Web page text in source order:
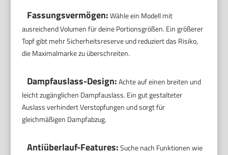
Fassungsvermögen:Wähle ein Modell mit
ausreichend Volumen für deine Portionsgrößen. Ein größerer
Topf gibt mehr Sicherheitsreserve und reduziert das Risiko,
die Maximalmarke zu überschreiten.
Dampfauslass-Design:Achte auf einen breiten und
leicht zugänglichen Dampfauslass. Ein gut gestalteter
Auslass verhindert Verstopfungen und sorgt für
gleichmäßigen Dampfabzug.
Antiüberlauf-Features:Suche nach Funktionen wie